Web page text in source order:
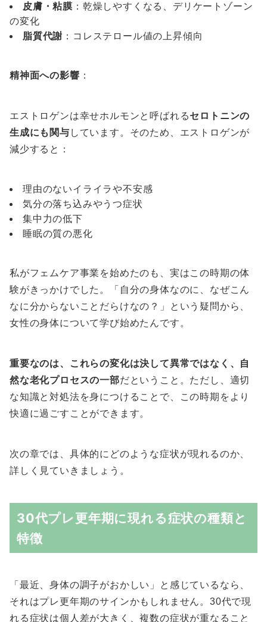
皮膚・粘膜 ：乾燥しやすくなる、デリケートゾーン
の変化
脂質代謝 ：コレステロール値の上昇傾向
精神面への影響 ：
エストロゲンは幸せホルモンと呼ばれるセロトニンの
生成にも関与 しています。そのため、エストロゲンが
減少すると：
理由のないイライラや不安感
気分の落ち込みやうつ症状
集中力の低下
睡眠の質の悪化
私がフェムケア事業を始めたのも、実はこの時期の体
験がきっかけでした。「自分の身体なのに、なぜこん
なに分からないことだらけなの？」という疑問から、
女性の身体について学び始めたんです。
重要なのは、これらの変化は決して異常ではなく、自
然な老化プロセスの一部だということ。ただし、適切
な知識と対処法を身につけることで、この時期をより
快適に過ごすことができます。
次の章では、具体的にどのような症状が現れるのか、
詳しく見ていきましょう。
30代プレ更年期に現れる症状の種類と
特徴
「最近、身体の調子がおかしい」と感じているなら、
それはプレ更年期のサインかもしれません。30代で現
れる症状は個人差が大きく、複数の症状が重なること